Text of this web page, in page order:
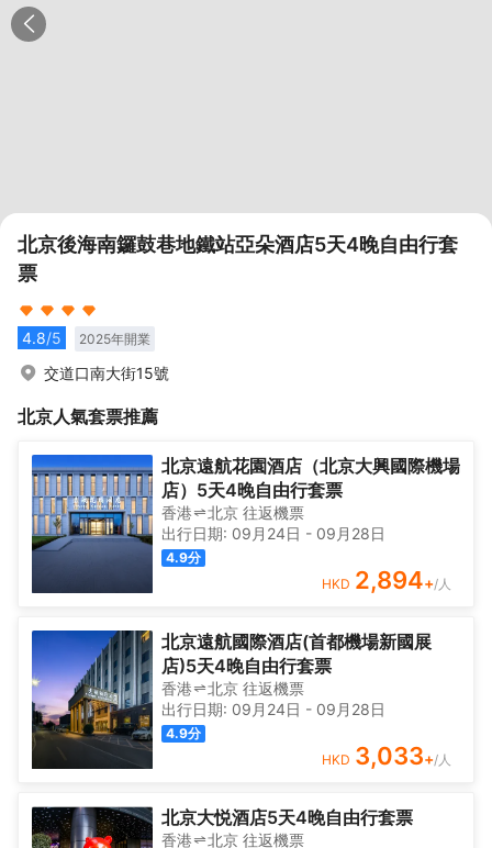
北京後海南鑼鼓巷地鐵站亞朵酒店5天4晚自由行套
票
4.8/5 2025年開業
交道口南大街15號
北京人氣套票推薦
北京遠航花園酒店（北京大興國際機場
店）5天4晚自由行套票
香港 北京 往返機票
出行日期: 09月24日 - 09月28日
4.9分
HKD 2,894+/人
北京遠航國際酒店(首都機場新國展
店)5天4晚自由行套票
香港 北京 往返機票
出行日期: 09月24日 - 09月28日
4.9分
HKD 3,033+/人
北京大悦酒店5天4晚自由行套票
香港 北京 往返機票